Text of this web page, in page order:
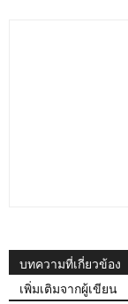
บทความที่เกี่ยวข้อง
เพิ่มเติมจากผู้เขียน